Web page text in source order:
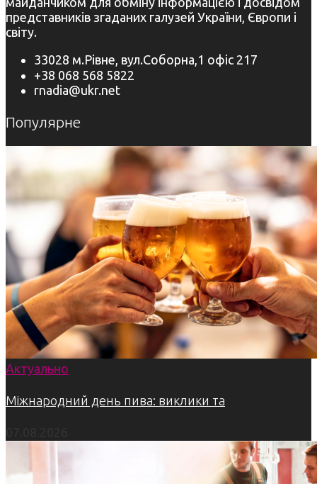
представників згаданих галузей України, Європи і
світу.
33028 м.Рівне, вул.Соборна,1 офіс 217
+38 068 568 5822
rnadia@ukr.net
Популярне
Актуально
Міжнародний день пива: виклики та